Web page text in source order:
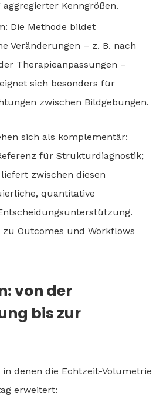
Kenngrößen.
Die Methode bildet
Veränderungen – z. B. nach
Therapieanpassungen –
sich besonders für
zwischen Bildgebungen.
sich als komplementär:
für Strukturdiagnostik;
zwischen diesen
quantitative
zu Outcomes und Workflows
von der
bis zur
in denen die Echtzeit-Volumetrie
erweitert: